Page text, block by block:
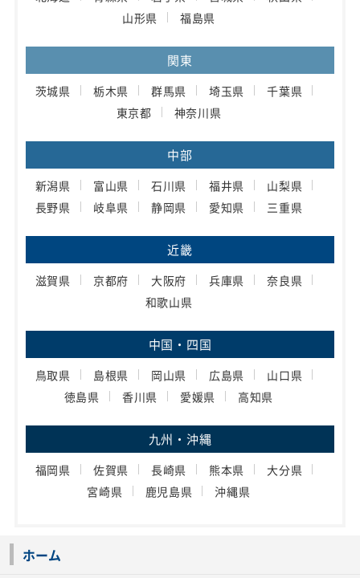
山形県
福島県
関東
茨城県 栃木県 群馬県 埼玉県
千葉県
東京都
神奈川県
中部
新潟県 富山県 石川県 福井県
山梨県
長野県
岐阜県 静岡県 愛知県 三重県
近畿
滋賀県 京都府 大阪府 兵庫県
奈良県
和歌山県
中国・四国
鳥取県 島根県 岡山県 広島県
山口県
徳島県
香川県 愛媛県 高知県
九州・沖縄
福岡県 佐賀県 長崎県 熊本県
大分県
宮崎県
鹿児島県 沖縄県
ホーム